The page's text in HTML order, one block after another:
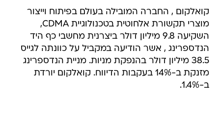
קואלקום , החברה המובילה בעולם בפיתוח וייצור
מוצרי תקשורת אלחוטית בטכנולוגיית CDMA,
השקיעה 9.8 מיליון דולר ביצרנית מחשבי כף היד
הנדספרינג , אשר הודיעה במקביל על כוונתה לגייס
38.5 מיליון דולר בהנפקת מניות. מניית הנדספרינג
מזנקת ב-14% בעקבות הדיווח. קואלקום יורדת
ב-1.4%.